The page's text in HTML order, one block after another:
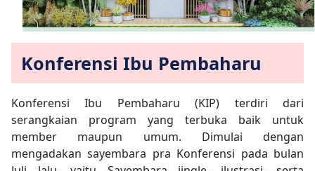
Konferensi Ibu Pembaharu
Konferensi Ibu Pembaharu (KIP) terdiri dari
serangkaian program yang terbuka baik untuk
member maupun umum. Dimulai dengan
mengadakan sayembara pra Konferensi pada bulan